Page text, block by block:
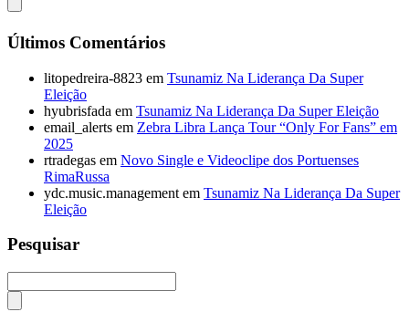
Últimos Comentários
litopedreira-8823 em Tsunamiz Na Liderança Da Super
Eleição
hyubrisfada em Tsunamiz Na Liderança Da Super Eleição
email_alerts em Zebra Libra Lança Tour “Only For Fans” em
2025
rtradegas em Novo Single e Videoclipe dos Portuenses
RimaRussa
ydc.music.management em Tsunamiz Na Liderança Da Super
Eleição
Pesquisar